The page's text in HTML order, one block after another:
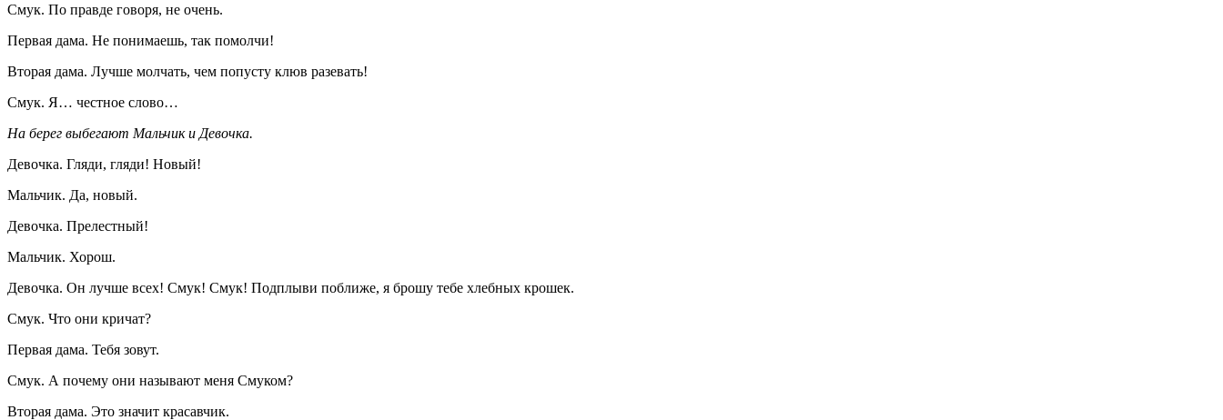
Смук. По правде говоря, не очень.
Первая дама. Не понимаешь, так помолчи!
Вторая дама. Лучше молчать, чем попусту клюв разевать!
Смук. Я… честное слово…
На берег выбегают Мальчик и Девочка.
Девочка. Гляди, гляди! Новый!
Мальчик. Да, новый.
Девочка. Прелестный!
Мальчик. Хорош.
Девочка. Он лучше всех! Смук! Смук! Подплыви поближе, я брошу тебе хлебных крошек.
Смук. Что они кричат?
Первая дама. Тебя зовут.
Смук. А почему они называют меня Смуком?
Вторая дама. Это значит красавчик.